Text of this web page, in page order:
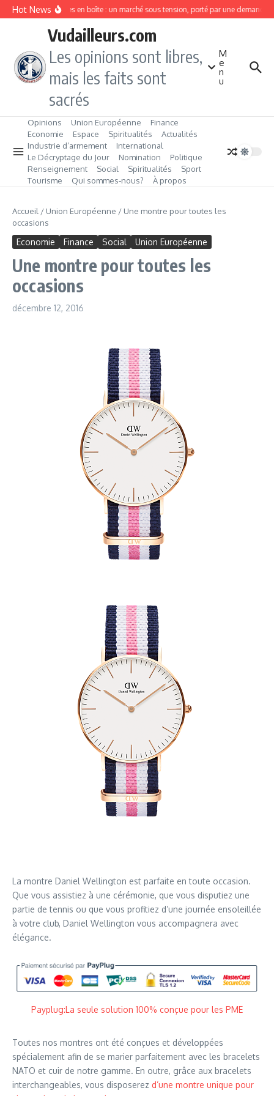
Aller au contenu
Hot NewsSardines en boîte : un marché sous tension, porté par une demande
Vudailleurs.com
Les opinions sont libres,
mais les faits sont
sacrés
M
e
n
u
Opinions Union Européenne
Finance
Economie
Espace Spiritualités
Actualités
Industrie d’armement
International
Le Décryptage du Jour
Nomination
Politique
Renseignement
Social Spiritualités
Sport
Tourisme
Qui sommes‑nous? À propos
Accueil / Union Européenne / Une montre pour toutes les
occasions
Economie Finance Social Union Européenne
Une montre pour toutes les
occasions
décembre 12, 2016
La montre Daniel Wellington est parfaite en toute occasion.
Que vous assistiez à une cérémonie, que vous disputiez une
partie de tennis ou que vous profitiez d’une journée ensoleillée
à votre club, Daniel Wellington vous accompagnera avec
élégance.
Payplug:La seule solution 100% conçue pour les PME
Toutes nos montres ont été conçues et développées
spécialement afin de se marier parfaitement avec les bracelets
NATO et cuir de notre gamme. En outre, grâce aux bracelets
interchangeables, vous disposerez d’une montre unique pour